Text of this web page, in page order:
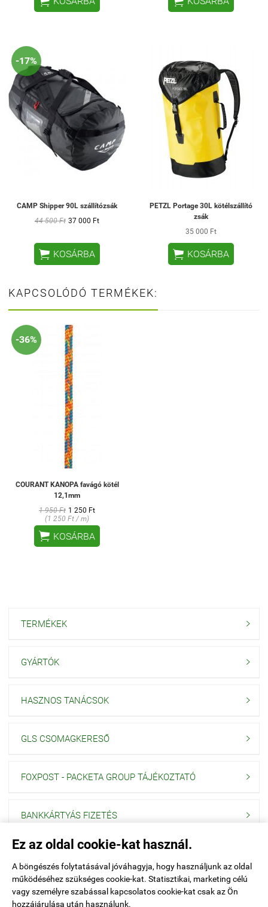
Ez az oldal cookie-kat használ.
A böngészés folytatásával jóváhagyja, hogy használjunk az oldal
működéséhez szükséges cookie-kat. Statisztikai, marketing célú
vagy személyre szabással kapcsolatos cookie-kat csak az Ön
hozzájárulása után használunk.
-17%
CAMP Shipper 90L szállítózsák
44 500 Ft 37 000 Ft
 KOSÁRBA
PETZL Portage 30L kötélszállító
zsák
35 000 Ft
 KOSÁRBA
KAPCSOLÓDÓ TERMÉKEK:
-36%
COURANT KANOPA favágó kötél
12,1mm
1 950 Ft 1 250 Ft
(1 250 Ft / m)
 KOSÁRBA
TERMÉKEK 
GYÁRTÓK 
HASZNOS TANÁCSOK 
GLS CSOMAGKERESŐ 
FOXPOST - PACKETA GROUP TÁJÉKOZTATÓ 
BANKKÁRTYÁS FIZETÉS 
Navigáció
Saját fiók